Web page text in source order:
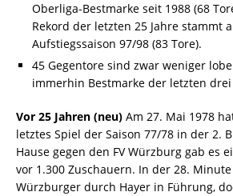
Oberliga-Bestmarke seit 1988 (68
Rekord der letzten 25 Jahre stammt
Aufstiegssaison 97/98 (83 Tore).
45 Gegentore sind zwar weniger
immerhin Bestmarke der letzten drei
Vor 25 Jahren (neu) Am 27. Mai 1978
letztes Spiel der Saison 77/78 in der 2.
Hause gegen den FV Würzburg gab es
vor 1.300 Zuschauern. In der 28.
Würzburger durch Hayer in Führung,